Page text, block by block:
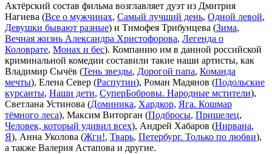
Актёрский состав фильма возглавляет дуэт из Дмитрия
Нагиева (Все о мужчинах, Самый лучший день, Одной левой,
Девушки бывают разные) и Тимофея Трибунцева (Зима,
Вечная жизнь Александра Христофорова, Легенда о
Коловрате, Монах и бес). Компанию им в данной российской
криминальной комедии составили такие наши артисты, как
Владимир Сычёв (Тень звезды, Дорогой папа, Команда
мечты), Елена Север (Распутин), Роман Мадянов (Подольские
курсанты, Наши дети, СуперБобровы. Народные мстители),
Светлана Устинова (Доминика, Хардкор, Яга. Кошмар
тёмного леса), Максим Виторган (Подбросы, Пришелец,
Человек, который удивил всех), Андрей Хабаров (Нирвана,
Я), Анна Уколова (Жги!, Тварь, Петербург. Только по любви),
а также Валерия Астапова и другие.